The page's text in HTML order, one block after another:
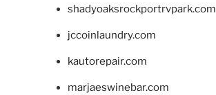
shadyoaksrockportrvpark.com
jccoinlaundry.com
kautorepair.com
marjaeswinebar.com